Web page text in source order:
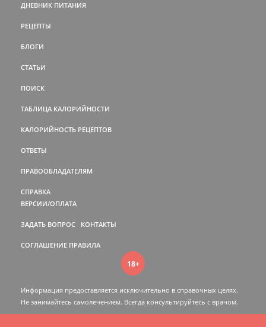
ДНЕВНИК ПИТАНИЯ
РЕЦЕПТЫ
БЛОГИ
СТАТЬИ
ПОИСК
ТАБЛИЦА КАЛОРИЙНОСТИ
КАЛОРИЙНОСТЬ РЕЦЕПТОВ
ОТВЕТЫ
ПРАВООБЛАДАТЕЛЯМ
СПРАВКА
ВЕРСИИ/ОПЛАТА
ЗАДАТЬ ВОПРОС КОНТАКТЫ
СОГЛАШЕНИЕ ПРАВИЛА
18+
Информация предоставляется исключительно в справочных целях.
Не занимайтесь самолечением. Всегда консультируйтесь c врачом.